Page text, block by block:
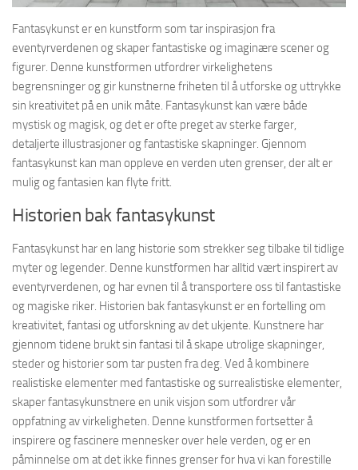
Fantasykunst er en kunstform som tar inspirasjon fra
eventyrverdenen og skaper fantastiske og imaginære scener og
figurer. Denne kunstformen utfordrer virkelighetens
begrensninger og gir kunstnerne friheten til å utforske og uttrykke
sin kreativitet på en unik måte. Fantasykunst kan være både
mystisk og magisk, og det er ofte preget av sterke farger,
detaljerte illustrasjoner og fantastiske skapninger. Gjennom
fantasykunst kan man oppleve en verden uten grenser, der alt er
mulig og fantasien kan flyte fritt.
Historien bak fantasykunst
Fantasykunst har en lang historie som strekker seg tilbake til tidlige
myter og legender. Denne kunstformen har alltid vært inspirert av
eventyrverdenen, og har evnen til å transportere oss til fantastiske
og magiske riker. Historien bak fantasykunst er en fortelling om
kreativitet, fantasi og utforskning av det ukjente. Kunstnere har
gjennom tidene brukt sin fantasi til å skape utrolige skapninger,
steder og historier som tar pusten fra deg. Ved å kombinere
realistiske elementer med fantastiske og surrealistiske elementer,
skaper fantasykunstnere en unik visjon som utfordrer vår
oppfatning av virkeligheten. Denne kunstformen fortsetter å
inspirere og fascinere mennesker over hele verden, og er en
påminnelse om at det ikke finnes grenser for hva vi kan forestille